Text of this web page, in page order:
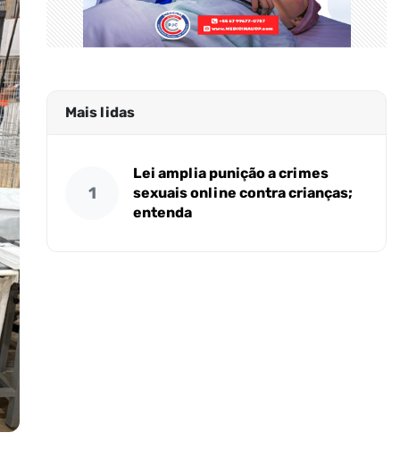
Mais lidas
1
Lei amplia punição a crimes
sexuais online contra crianças;
entenda